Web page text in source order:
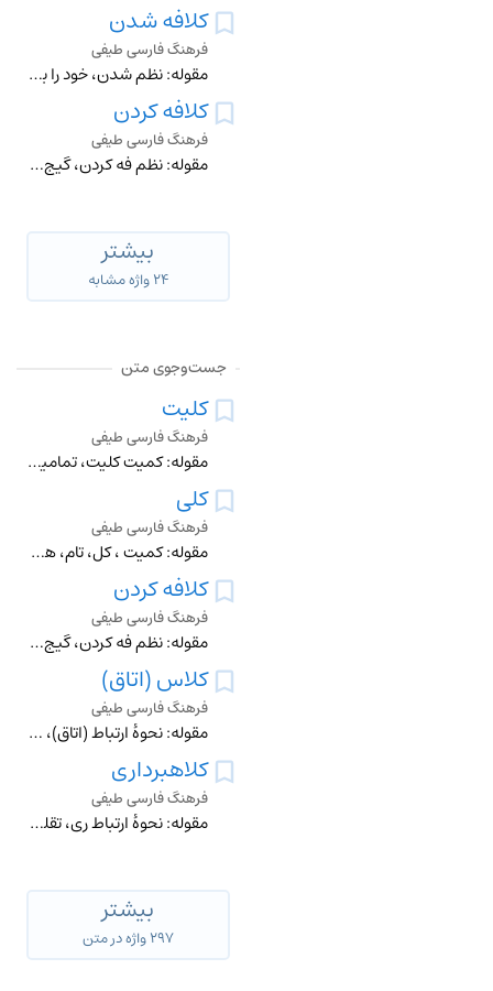
کلافه شدن
فرهنگ فارسی طیفی
مقوله: نظم شدن، خود را باختن، مضطربشدن، دست‌پاچه شدن، سراسیمه شدن
کلافه کردن
فرهنگ فارسی طیفی
مقوله: نظم فه کردن، گیج کردن پیچیده کردن، وارونه جلوه دادن، وارونه کردن حواس را پرت کردن دیوانه کردن عصبانی کردن کلافهشدن
بیشتر
۲۴ واژه مشابه
جست‌وجوی متن
کلیت
فرهنگ فارسی طیفی
مقوله: کمیت کلیت، تمامیت، کل، کاملبودن جامعیت، عمومیت جهان‌شمولی، فراگیری، شمول جبلت، کیهان سیستم، نظام، چارچوب، هیئت، تشکیلات، سازمان، نظم، رژیم، دولت، سازمان
کلی
فرهنگ فارسی طیفی
مقوله: کمیت ، کل، تام، همگانی، عالمگیر، عمومی، جامع▼، بخش‌ناپذیر▼ ساده تمام‌عیار، تمام و کمال، کامل (دارای کمال) واحد، یک گروهی
کلافه کردن
فرهنگ فارسی طیفی
مقوله: نظم فه کردن، گیج کردن پیچیده کردن، وارونه جلوه دادن، وارونه کردن حواس را پرت کردن دیوانه کردن عصبانی کردن کلافهشدن
کلاس (اتاق)
فرهنگ فارسی طیفی
مقوله: نحوۀ ارتباط (اتاق)، کلاس درس، آزمایشگاه، آزمایشگاه زبان حیاط، کلاسورزش نیمکت، تخته‌سیاه، تابلو، وایت‌بُرد
کلاهبرداری
فرهنگ فارسی طیفی
مقوله: نحوۀ ارتباط ری، تقلب، حیله‌گری، تزویر، تدلیس، کلاه، غش اختلاس، دزدی تقلب مالیاتی، حسابسازی، فرارازمالیات، پول‌شویی تطمیع، ارتشا تمسخر کلاهبردار، متقلب، د
بیشتر
۲۹۷ واژه در متن